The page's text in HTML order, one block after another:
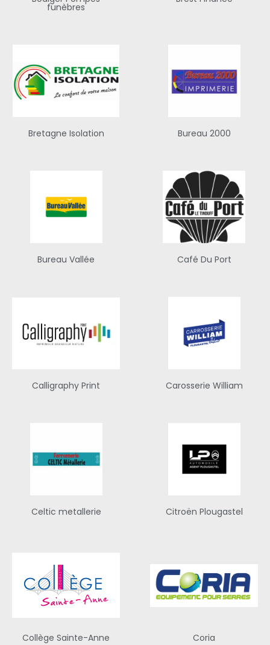
funèbres
Bretagne Isolation Bureau 2000
Bureau Vallée Café Du Port
Calligraphy Print Carosserie William
Celtic metallerie Citroën Plougastel
Collège Sainte-Anne Coria